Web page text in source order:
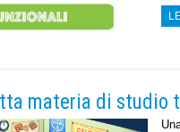
materia di studio